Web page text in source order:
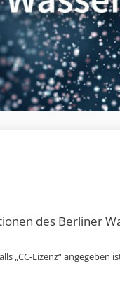
des Berliner
„CC-Lizenz“ angegeben